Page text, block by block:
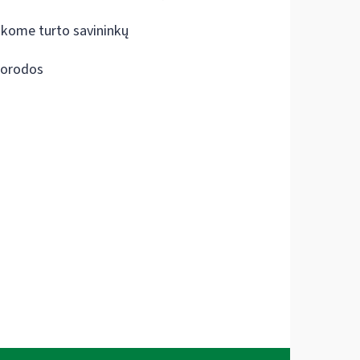
turto savininkų